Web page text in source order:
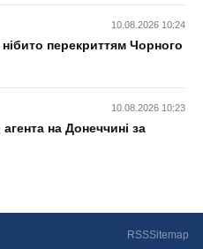
10.08.2026 10:24
перекриттям Чорного
10.08.2026 10:23
на Донеччині за
RSSSitemap